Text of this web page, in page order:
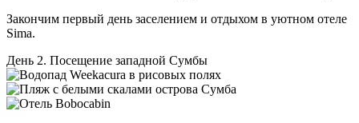
Закончим первый день заселением и отдыхом в уютном отеле
Sima.
День 2. Посещение западной Сумбы